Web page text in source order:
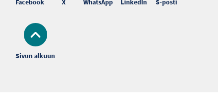
Sivun alkuun
Facebook X WhatsApp LinkedIn S-posti